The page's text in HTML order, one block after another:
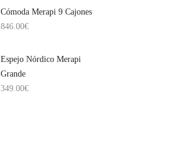
Cómoda Merapi 9 Cajones
846.00€
Espejo Nórdico Merapi
Grande
349.00€